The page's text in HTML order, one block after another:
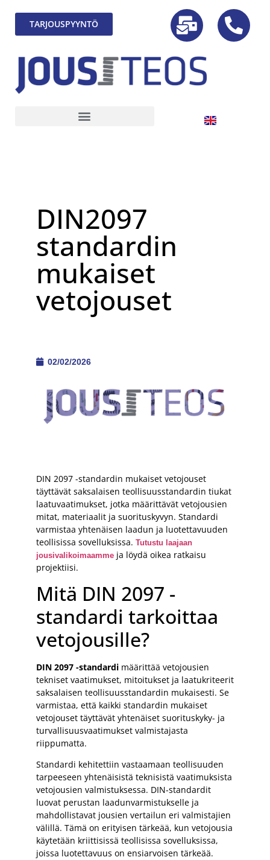
TARJOUSPYYNTÖ
DIN2097
standardin
mukaiset
vetojouset
02/02/2026
DIN 2097 -standardin mukaiset vetojouset
täyttävät saksalaisen teollisuusstandardin tiukat
laatuvaatimukset, jotka määrittävät vetojousien
mitat, materiaalit ja suorituskyvyn. Standardi
varmistaa yhtenäisen laadun ja luotettavuuden
teollisissa sovelluksissa. Tutustu laajaan
jousivalikoimaamme ja löydä oikea ratkaisu
projektiisi.
Mitä DIN 2097 -
standardi tarkoittaa
vetojousille?
DIN 2097 -standardi määrittää vetojousien
tekniset vaatimukset, mitoitukset ja laatukriteerit
saksalaisen teollisuusstandardin mukaisesti. Se
varmistaa, että kaikki standardin mukaiset
vetojouset täyttävät yhtenäiset suorituskyky- ja
turvallisuusvaatimukset valmistajasta
riippumatta.
Standardi kehitettiin vastaamaan teollisuuden
tarpeeseen yhtenäisistä teknisistä vaatimuksista
vetojousien valmistuksessa. DIN-standardit
luovat perustan laadunvarmistukselle ja
mahdollistavat jousien vertailun eri valmistajien
välillä. Tämä on erityisen tärkeää, kun vetojousia
käytetään kriittisissä teollisissa sovelluksissa,
joissa luotettavuus on ensiarvoisen tärkeää.